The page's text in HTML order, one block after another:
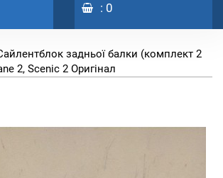
: 0
задньої балки (комплект 2
2, Scenic 2 Оригінал